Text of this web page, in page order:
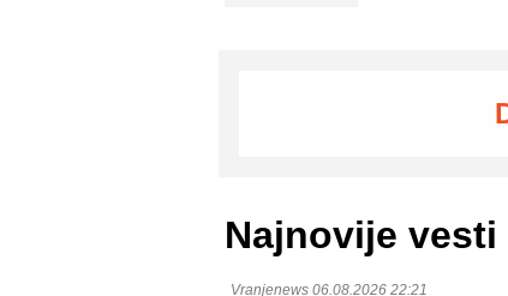
Najnovije vesti
Vranjenews 06.08.2026 22:21